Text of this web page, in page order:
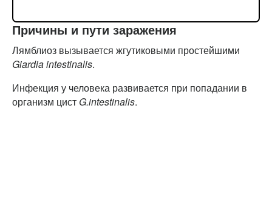
Причины и пути заражения
Лямблиоз вызывается жгутиковыми простейшими
Giardia intestinalis.
Инфекция у человека развивается при попадании в
организм цист G.intestinalis.